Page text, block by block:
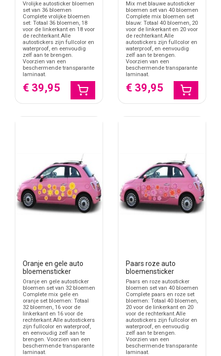
Vrolijke autosticker bloemen
set van 36 bloemen
Complete vrolijke bloemen
set: Totaal 36 bloemen, 18
voor de linkerkant en 18 voor
de rechterkant.Alle
autostickers zijn fullcolor en
waterproof, en eenvoudig
zelf aan te brengen.
Voorzien van een
beschermende transparante
laminaat.
€ 39,95
Mix met blauwe autosticker
bloemen set van 40 bloemen
Complete mix bloemen set
blauw: Totaal 40 bloemen, 20
voor de linkerkant en 20 voor
de rechterkant.Alle
autostickers zijn fullcolor en
waterproof, en eenvoudig
zelf aan te brengen.
Voorzien van een
beschermende transparante
laminaat.
€ 39,95
Oranje en gele auto
bloemensticker
Oranje en gele autosticker
bloemen set van 32 bloemen
Complete mix gele en
oranje set bloemen: Totaal
32 bloemen, 16 voor de
linkerkant en 16 voor de
rechterkant.Alle autostickers
zijn fullcolor en waterproof,
en eenvoudig zelf aan te
brengen. Voorzien van een
beschermende transparante
laminaat.
Paars roze auto
bloemensticker
Paars en roze autosticker
bloemen set van 40 bloemen
Complete paars en roze set
bloemen: Totaal 40 bloemen,
20 voor de linkerkant en 20
voor de rechterkant.Alle
autostickers zijn fullcolor en
waterproof, en eenvoudig
zelf aan te brengen.
Voorzien van een
beschermende transparante
laminaat.